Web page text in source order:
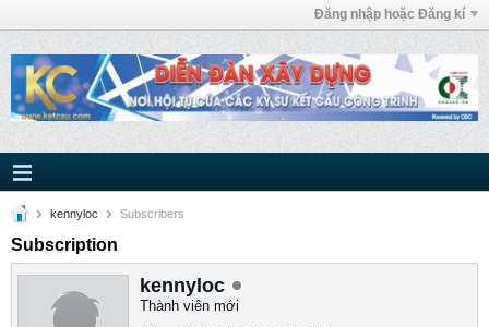
Đăng nhập hoặc Đăng kí
kennyloc Subscribers
Subscription
kennyloc
Thành viên mới